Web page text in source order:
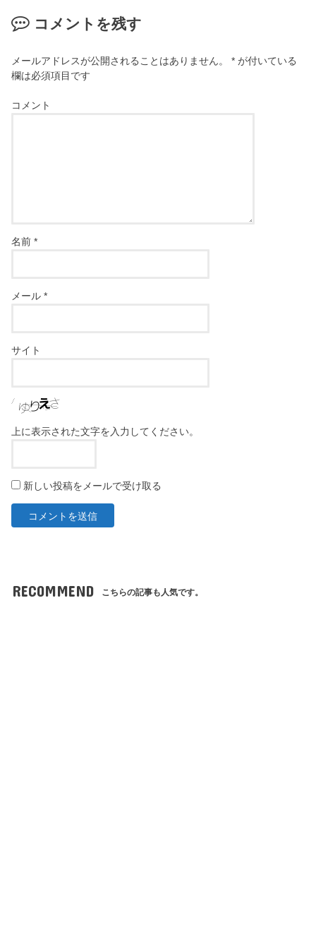
コメントを残す
メールアドレスが公開されることはありません。 * が付いている
欄は必須項目です
コメント
名前*
メール*
サイト
上に表示された文字を入力してください。
新しい投稿をメールで受け取る
RECOMMEND こちらの記事も人気です。